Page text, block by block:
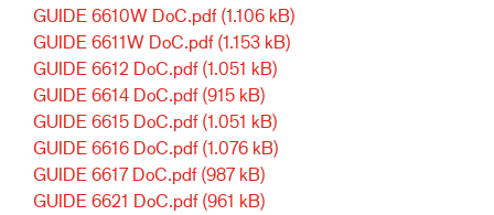
GUIDE 6610W DoC.pdf (1.106 kB)
GUIDE 6611W DoC.pdf (1.153 kB)
GUIDE 6612 DoC.pdf (1.051 kB)
GUIDE 6614 DoC.pdf (915 kB)
GUIDE 6615 DoC.pdf (1.051 kB)
GUIDE 6616 DoC.pdf (1.076 kB)
GUIDE 6617 DoC.pdf (987 kB)
GUIDE 6621 DoC.pdf (961 kB)